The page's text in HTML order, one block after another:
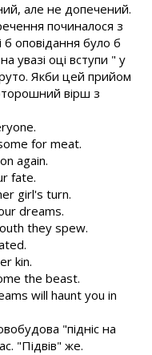
але не допечений.
починалося з
б оповідання було б
увазі оці вступи " у
Якби цей прийом
вірш з
for meat.
again.
fate.
girl's turn.
dreams.
they spew.
kin.
the beast.
will haunt you in
"підніс на
"Підвів" же.